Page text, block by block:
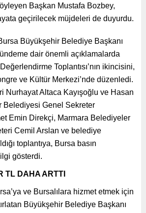
müjdeleri de duyurdu.
dair önemli açıklamalarda
Toplantısı’nın ikincisini,
ve Kültür Merkezi’nde düzenledi.
Altaca Kayışoğlu ve Hasan
Genel Sekreter Yardımcıları
Marmara Belediyeler Birliği Genel
ve belediye bürokratlarının katıldığı
mensupları yoğun ilgi gösterdi.
DAHA ARTTI
ve Bursalılara hizmet etmek için
sıvayarak gece gündüz demeden
insanı için çalışmaya